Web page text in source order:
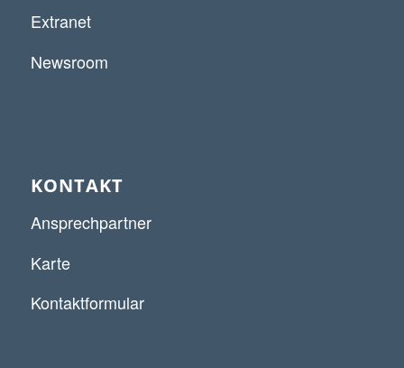
Extranet
Newsroom
KONTAKT
Ansprechpartner
Karte
Kontaktformular